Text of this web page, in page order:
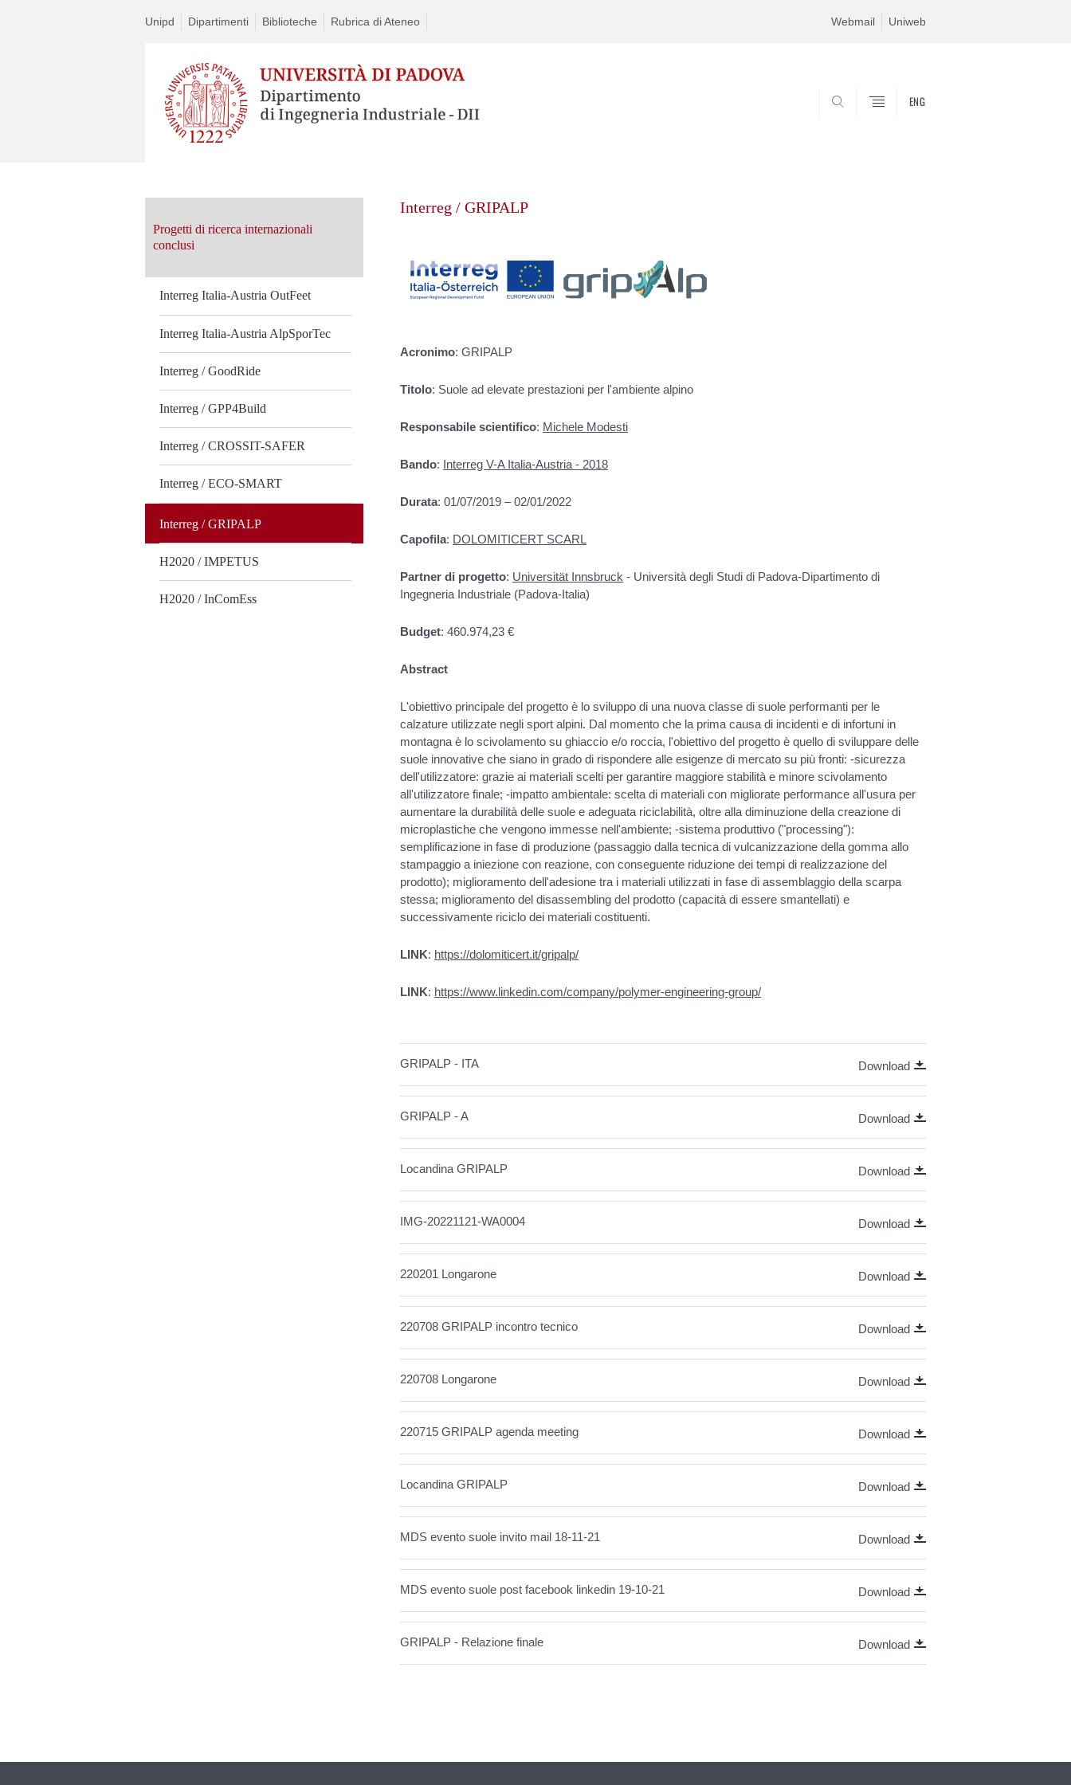
Unipd Dipartimenti Biblioteche Rubrica di Ateneo Webmail Uniweb
ENG
Progetti di ricerca internazionali
conclusi
Interreg Italia-Austria OutFeet
Interreg Italia-Austria AlpSporTec
Interreg / GoodRide
Interreg / GPP4Build
Interreg / CROSSIT-SAFER
Interreg / ECO-SMART
Interreg / GRIPALP
H2020 / IMPETUS
H2020 / InComEss
Interreg / GRIPALP
Acronimo: GRIPALP
Titolo: Suole ad elevate prestazioni per l'ambiente alpino
Responsabile scientifico: Michele Modesti
Bando: Interreg V-A Italia-Austria - 2018
Durata: 01/07/2019 – 02/01/2022
Capofila: DOLOMITICERT SCARL
Partner di progetto: Universität Innsbruck - Università degli Studi di Padova-Dipartimento di
Ingegneria Industriale (Padova-Italia)
Budget: 460.974,23 €
Abstract
L'obiettivo principale del progetto è lo sviluppo di una nuova classe di suole performanti per le
calzature utilizzate negli sport alpini. Dal momento che la prima causa di incidenti e di infortuni in
montagna è lo scivolamento su ghiaccio e/o roccia, l'obiettivo del progetto è quello di sviluppare delle
suole innovative che siano in grado di rispondere alle esigenze di mercato su più fronti: -sicurezza
dell'utilizzatore: grazie ai materiali scelti per garantire maggiore stabilità e minore scivolamento
all'utilizzatore finale; -impatto ambientale: scelta di materiali con migliorate performance all'usura per
aumentare la durabilità delle suole e adeguata riciclabilità, oltre alla diminuzione della creazione di
microplastiche che vengono immesse nell'ambiente; -sistema produttivo ("processing"):
semplificazione in fase di produzione (passaggio dalla tecnica di vulcanizzazione della gomma allo
stampaggio a iniezione con reazione, con conseguente riduzione dei tempi di realizzazione del
prodotto); miglioramento dell'adesione tra i materiali utilizzati in fase di assemblaggio della scarpa
stessa; miglioramento del disassembling del prodotto (capacità di essere smantellati) e
successivamente riciclo dei materiali costituenti.
LINK: https://dolomiticert.it/gripalp/
LINK: https://www.linkedin.com/company/polymer-engineering-group/
GRIPALP - ITA Download
GRIPALP - A Download
Locandina GRIPALP Download
IMG-20221121-WA0004 Download
220201 Longarone Download
220708 GRIPALP incontro tecnico Download
220708 Longarone Download
220715 GRIPALP agenda meeting Download
Locandina GRIPALP Download
MDS evento suole invito mail 18-11-21 Download
MDS evento suole post facebook linkedin 19-10-21 Download
GRIPALP - Relazione finale Download